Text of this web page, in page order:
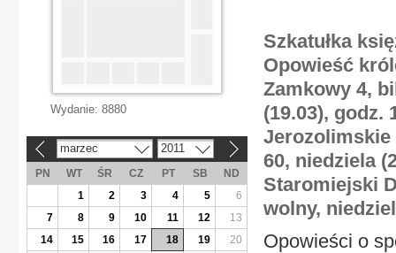
Szkatułka
Opowieść
Zamkowy 4,
(19.03), godz.
Jerozolimskie
60, niedziela
Staromiejski
wolny,
Opowieści o
Wydanie: 8880
marzec 2011
PN WT ŚR CZ PT SB
ND
1
2 3 4 5
6
7
8 9 10 11 12
13
14
15 16 17 18 19
20